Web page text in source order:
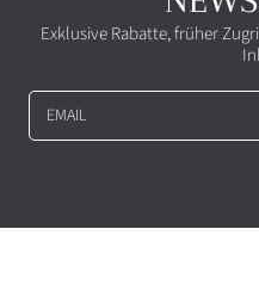
Exklusive Rabatte, früher
EMAIL